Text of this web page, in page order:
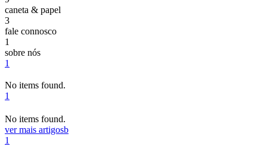
caneta & papel
3
fale connosco
1
sobre nós
1
No items found.
1
No items found.
ver mais artigosb
1